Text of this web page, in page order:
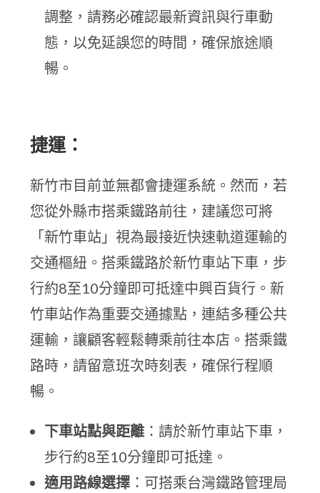
調整，請務必確認最新資訊與行車動
態，以免延誤您的時間，確保旅途順
暢。
捷運：
新竹市目前並無都會捷運系統。然而，若
您從外縣市搭乘鐵路前往，建議您可將
「新竹車站」視為最接近快速軌道運輸的
交通樞紐。搭乘鐵路於新竹車站下車，步
行約8至10分鐘即可抵達中興百貨行。新
竹車站作為重要交通據點，連結多種公共
運輸，讓顧客輕鬆轉乘前往本店。搭乘鐵
路時，請留意班次時刻表，確保行程順
暢。
下車站點與距離 ：請於新竹車站下車，
步行約8至10分鐘即可抵達。
適用路線選擇 ：可搭乘台灣鐵路管理局